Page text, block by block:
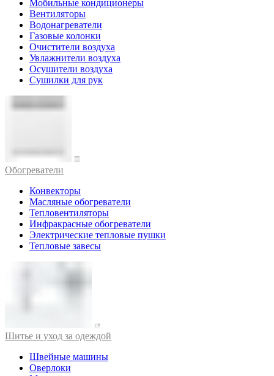
Мобильные кондиционеры
Вентиляторы
Водонагреватели
Газовые колонки
Очистители воздуха
Увлажнители воздуха
Осушители воздуха
Сушилки для рук
Обогреватели
Конвекторы
Масляные обогреватели
Тепловентиляторы
Инфракрасные обогреватели
Электрические тепловые пушки
Тепловые завесы
Шитье и уход за одеждой
Швейные машины
Оверлоки